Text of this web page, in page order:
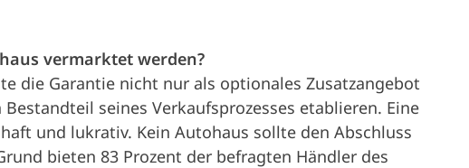
vermarktet werden?
die Garantie nicht nur als optionales Zusatzangebot
seines Verkaufsprozesses etablieren. Eine
und lukrativ. Kein Autohaus sollte den Abschluss
bieten 83 Prozent der befragten Händler des